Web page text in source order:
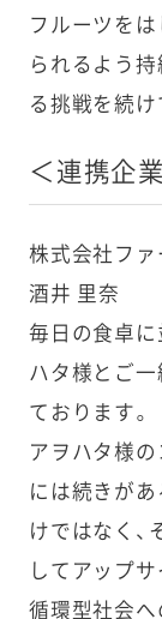
フルーツを
られるよう
る挑戦を続け
＜連携企
株式会社フ
酒井 里奈
毎日の食卓
ハタ様とご一
ております。
アヲハタ様の
には続きがあ
けではなく、
してアップ
循環型社会へ